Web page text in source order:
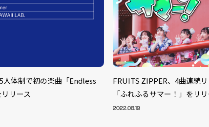
人体制で初の楽曲「Endless
リース
FRUITS ZIPPER、4曲連続
「ふれふるサマー！」をリ
2022.08.19
ARTIST40